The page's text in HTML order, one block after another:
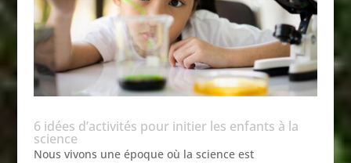
6 idées d’activités pour initier les enfants à la
science
Nous vivons une époque où la science est